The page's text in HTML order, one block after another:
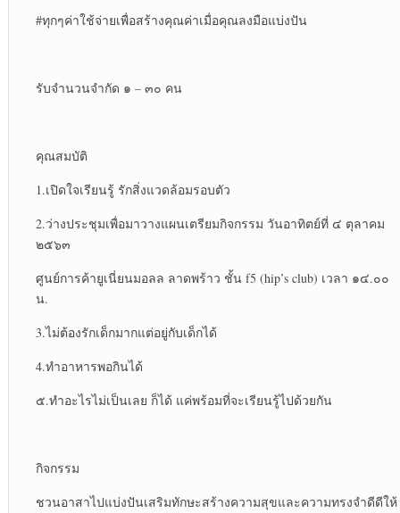
#ทุกๆค่าใช้จ่ายเพื่อสร้างคุณค่าเมื่อคุณลงมือแบ่งปัน
รับจำนวนจำกัด ๑ – ๓๐ คน
คุณสมบัติ
1.เปิดใจเรียนรู้ รักสิ่งแวดล้อมรอบตัว
2.ว่างประชุมเพื่อมาวางแผนเตรียมกิจกรรม วันอาทิตย์ที่ ๔ ตุลาคม
๒๕๖๓
ศูนย์การค้ายูเนี่ยนมอลล ลาดพร้าว ชั้น f5 (hip’s club) เวลา ๑๔.๐๐
น.
3.ไม่ต้องรักเด็กมากแต่อยู่กับเด็กได้
4.ทำอาหารพอกินได้
๕.ทำอะไรไม่เป็นเลย ก็ได้ แค่พร้อมที่จะเรียนรู้ไปด้วยกัน
กิจกรรม
ชวนอาสาไปแบ่งปันเสริมทักษะสร้างความสุขและความทรงจำดีดีให้